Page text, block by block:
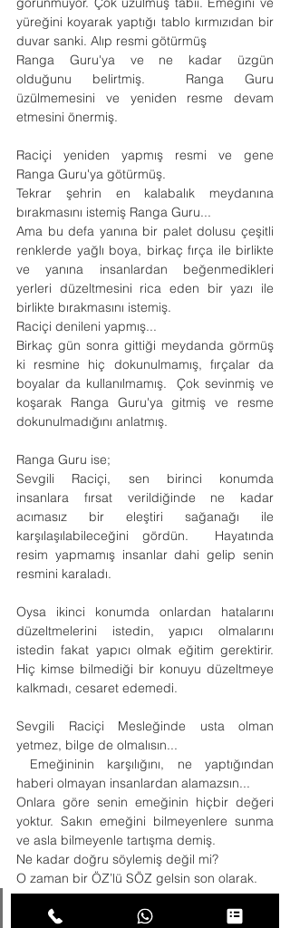
yüreğini koyarak yaptığı tablo kırmızıdan bir
duvar sanki. Alıp resmi götürmüş
Ranga Guru'ya ve ne kadar üzgün
olduğunu belirtmiş.  Ranga Guru
üzülmemesini ve yeniden resme devam
etmesini önermiş.
Raciçi yeniden yapmış resmi ve gene
Ranga Guru'ya götürmüş.
Tekrar şehrin en kalabalık meydanına
bırakmasını istemiş Ranga Guru...
Ama bu defa yanına bir palet dolusu çeşitli
renklerde yağlı boya, birkaç fırça ile birlikte
ve yanına insanlardan beğenmedikleri
yerleri düzeltmesini rica eden bir yazı ile
birlikte bırakmasını istemiş.
Raciçi denileni yapmış...
Birkaç gün sonra gittiği meydanda görmüş
ki resmine hiç dokunulmamış, fırçalar da
boyalar da kullanılmamış.  Çok sevinmiş ve
koşarak Ranga Guru'ya gitmiş ve resme
dokunulmadığını anlatmış.
Ranga Guru ise;
Sevgili Raciçi, sen birinci konumda
insanlara fırsat verildiğinde ne kadar
acımasız bir eleştiri sağanağı ile
karşılaşılabileceğini gördün.  Hayatında
resim yapmamış insanlar dahi gelip senin
resmini karaladı.
Oysa ikinci konumda onlardan hatalarını
düzeltmelerini istedin, yapıcı olmalarını
istedin fakat yapıcı olmak eğitim gerektirir.
Hiç kimse bilmediği bir konuyu düzeltmeye
kalkmadı, cesaret edemedi.
Sevgili Raciçi Mesleğinde usta olman
yetmez, bilge de olmalısın...
Emeğininin karşılığını, ne yaptığından
haberi olmayan insanlardan alamazsın...
Onlara göre senin emeğinin hiçbir değeri
yoktur. Sakın emeğini bilmeyenlere sunma
ve asla bilmeyenle tartışma demiş.
Ne kadar doğru söylemiş değil mi?
O zaman bir ÖZ’lü SÖZ gelsin son olarak.
“Sağıra sözünü, köre yüzünü